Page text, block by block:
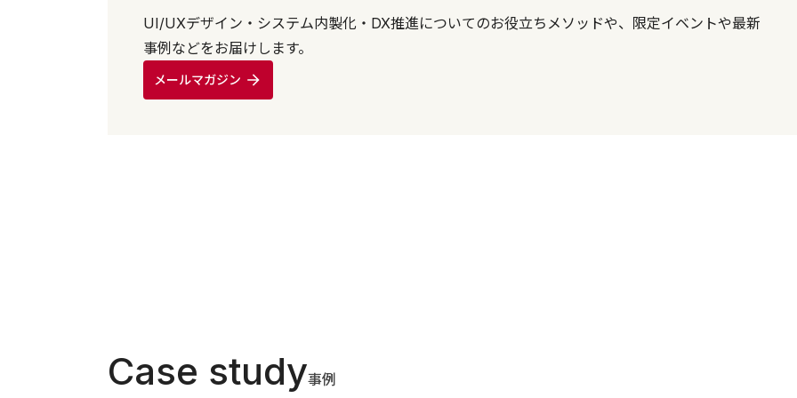
UI/UXデザイン・システム内製化・DX推進についてのお役立ちメソッドや、限定イベントや最新
事例などをお届けします。
メールマガジン
Case study事例